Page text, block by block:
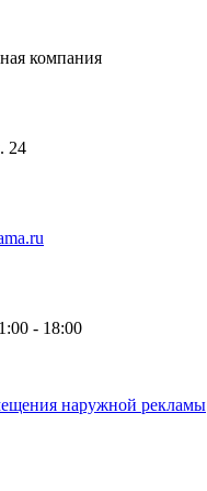
компания
24
- 18:00
наружной рекламы